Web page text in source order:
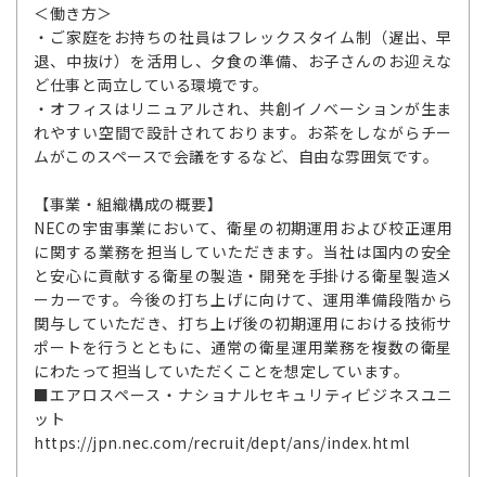
＜働き方＞
・ご家庭をお持ちの社員はフレックスタイム制（遅出、早
退、中抜け）を活用し、夕食の準備、お子さんのお迎えな
ど仕事と両立している環境です。
・オフィスはリニュアルされ、共創イノベーションが生ま
れやすい空間で設計されております。お茶をしながらチー
ムがこのスペースで会議をするなど、自由な雰囲気です。
【事業・組織構成の概要】
NECの宇宙事業において、衛星の初期運用および校正運用
に関する業務を担当していただきます。当社は国内の安全
と安心に貢献する衛星の製造・開発を手掛ける衛星製造メ
ーカーです。今後の打ち上げに向けて、運用準備段階から
関与していただき、打ち上げ後の初期運用における技術サ
ポートを行うとともに、通常の衛星運用業務を複数の衛星
にわたって担当していただくことを想定しています。
■エアロスペース・ナショナルセキュリティビジネスユニ
ット
https://jpn.nec.com/recruit/dept/ans/index.html